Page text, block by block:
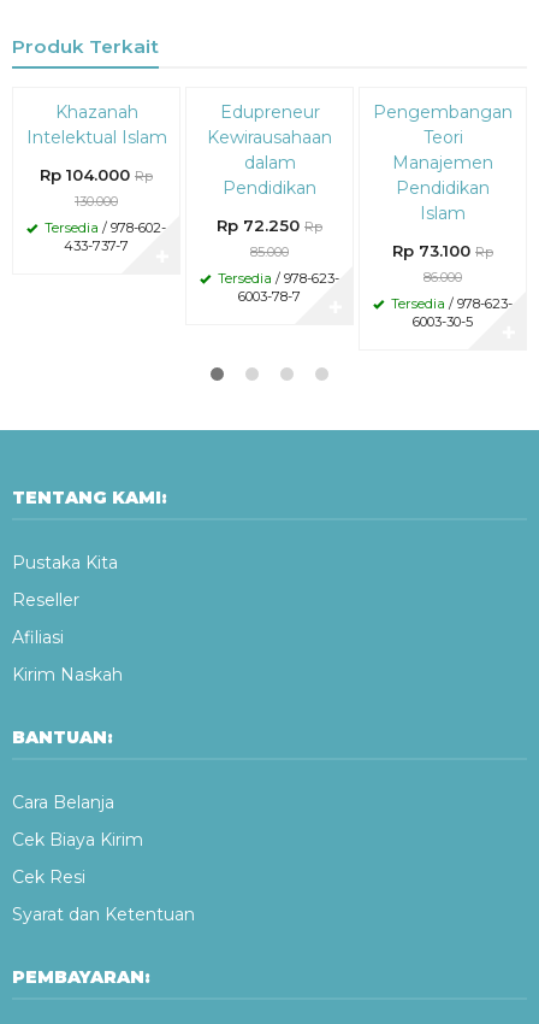
Produk Terkait
Diskon
20%Khazanah
Intelektual Islam
Rp 104.000 Rp
130.000
Tersedia / 978-602-
433-737-7
Diskon
15%Edupreneur
Kewirausahaan
dalam
Pendidikan
Rp 72.250 Rp
85.000
Tersedia / 978-623-
6003-78-7
Diskon
15%
Pengembangan
Teori
Manajemen
Pendidikan
Islam
Rp 73.100 Rp
86.000
Tersedia / 978-623-
6003-30-5
TENTANG KAMI:
Pustaka Kita
Reseller
Afiliasi
Kirim Naskah
BANTUAN:
Cara Belanja
Cek Biaya Kirim
Cek Resi
Syarat dan Ketentuan
PEMBAYARAN: